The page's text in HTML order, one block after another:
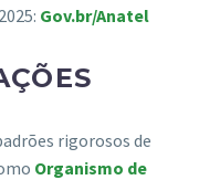
Gov.br/Anatel
rigorosos de
Organismo de